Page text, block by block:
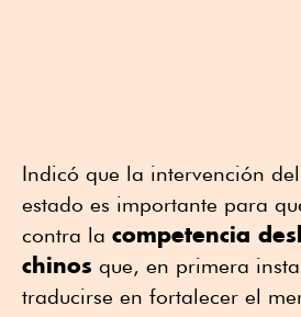
Indicó que la intervención
estado es importante para
contra la competencia
chinos que, en primera
traducirse en fortalecer el